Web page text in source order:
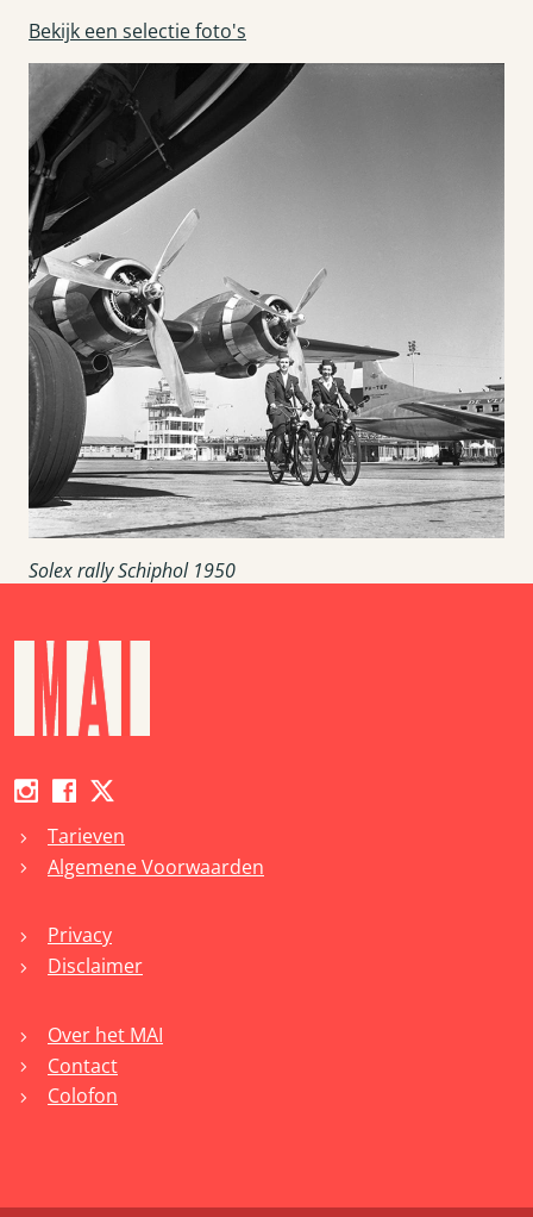
Bekijk een selectie foto's
Solex rally Schiphol 1950
chevron_right Tarieven
chevron_right Algemene Voorwaarden
chevron_right Privacy
chevron_right Disclaimer
chevron_right Over het MAI
chevron_right Contact
chevron_right Colofon